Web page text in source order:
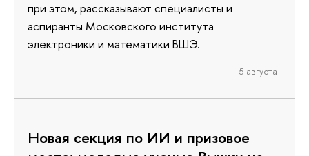
при этом, рассказывают специалисты и
аспиранты Московского института
электроники и математики ВШЭ.
5 августа
Новая секция по ИИ и призовое